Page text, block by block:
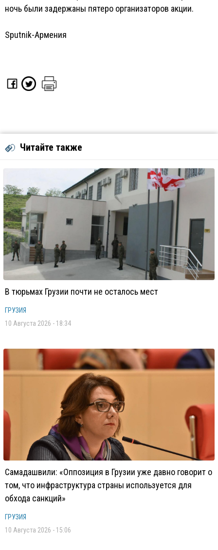
ночь были задержаны пятеро организаторов акции.
Sputnik-Армения
Читайте также
В тюрьмах Грузии почти не осталось мест
ГРУЗИЯ
10 Августа 2026 - 18:34
Самадашвили: «Оппозиция в Грузии уже давно говорит о
том, что инфраструктура страны используется для
обхода санкций»
ГРУЗИЯ
10 Августа 2026 - 15:06